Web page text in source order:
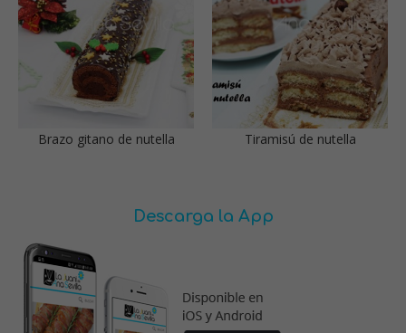
Brazo gitano de nutella Tiramisú de nutella
Descarga la App